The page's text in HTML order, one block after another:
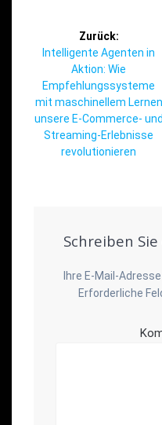
Zurück:
Vorheriger
Beitrag:
Intelligente Agenten in
Aktion: Wie
Empfehlungssysteme
mit maschinellem Lernen
unsere E-Commerce- und
Streaming-Erlebnisse
revolutionieren
Schreiben
Ihre E-Mail-
Erforderliche